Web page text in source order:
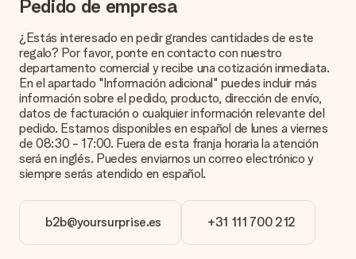
adecuada?
satisfecho con tu regalo. Por eso es importante utilizar fotos
de alta calidad. Si no estás seguro de la calidad de la imagen,
ponte en contacto con nuestro equipo de atención al cliente e
incluye la foto junto con el regalo que te interesa encargar.
Ellos podrán comprobar la calidad por ti.
¿Qué formatos puedo cargar?
Puedes carga archivos JPG y PNG en nuestro editor. ¿Es
esto demasiado técnico o tienes una imagen de un formato
diferente que te gustaría usar? Ponte en contacto con
encantados de ayudarte para que puedas crear el regalo que
deseas!
Pedido de empresa
¿Estás interesado en pedir grandes cantidades de este
regalo? Por favor, ponte en contacto con nuestro
departamento comercial y recibe una cotización inmediata.
En el apartado "Información adicional" puedes incluir más
información sobre el pedido, producto, dirección de envío,
datos de facturación o cualquier información relevante del
pedido. Estamos disponibles en español de lunes a viernes
de 08:30 - 17:00. Fuera de esta franja horaria la atención
será en inglés. Puedes enviarnos un correo electrónico y
siempre serás atendido en español.
b2b@yoursurprise.es +31 111 700 212